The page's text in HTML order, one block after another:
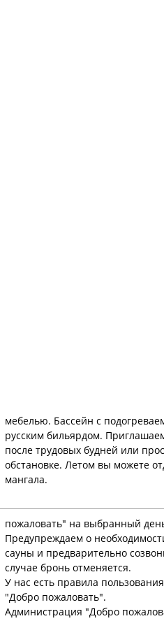
мебелью. Бассейн с
русским бильярдом.
после трудовых будней или
обстановке. Летом вы можете
мангала.
пожаловать" на выбранный
Предупреждаем о
сауны и предварительно
случае бронь отменяется.
У нас есть правила
"Добро пожаловать".
Администрация "Добро